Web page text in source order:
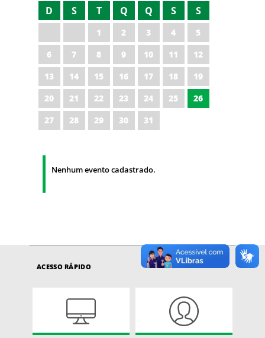
D S T Q Q S S
1 2 3 4
5
6
7 8 9 10 11
12
13
14 15 16 17 18
19
20
21 22 23 24 25
26
27
28 29 30 31
Nenhum evento cadastrado.
ACESSO RÁPIDO